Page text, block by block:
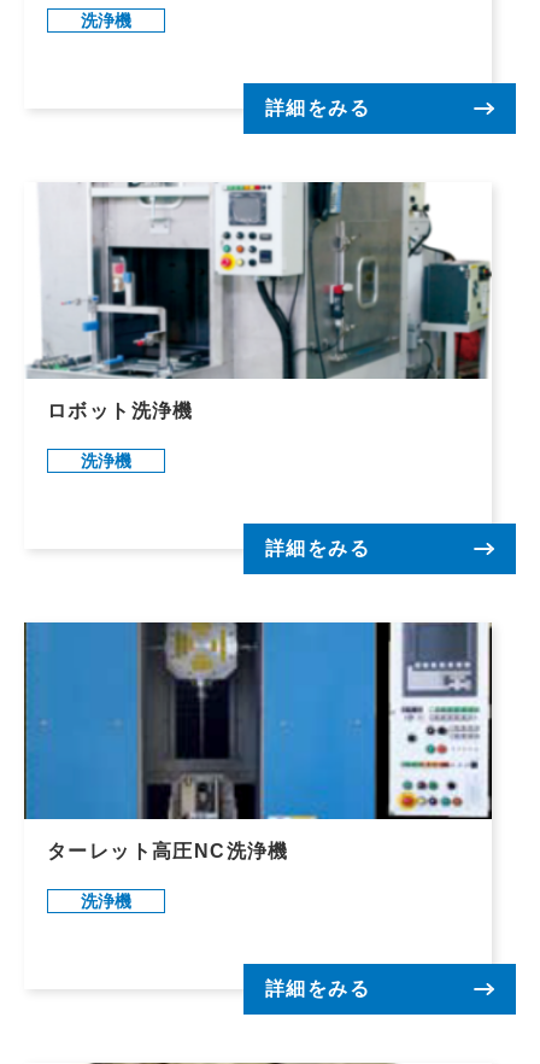
洗浄機
詳細をみる
ロボット洗浄機
洗浄機
詳細をみる
ターレット高圧NC洗浄機
洗浄機
詳細をみる